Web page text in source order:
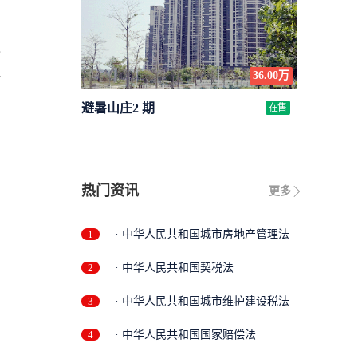
36.00万
避暑山庄2 期 在售
更多
热门资讯
1 · 中华人民共和国城市房地产管理法
2 · 中华人民共和国契税法
3 · 中华人民共和国城市维护建设税法
4 · 中华人民共和国国家赔偿法